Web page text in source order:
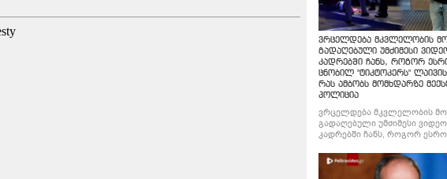
ვრცელდება მკვლელობის
გადაღებული უმძიმესი
კადრებში ჩანს, როგორ
ცნობილ "ტიკტოკერს"
რას ამბობს მომხდარზე
პოლიცია
ვრცელდება მკვლელობის
გადაღებული უმძიმესი
კადრებში ჩანს, როგორ
რას ამბობს მომხდარზე
პოლიცია